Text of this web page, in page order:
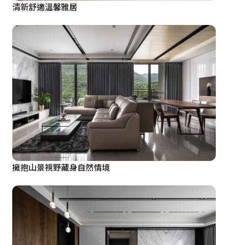
清新舒適溫馨雅居
擁抱山景視野藏身自然情境